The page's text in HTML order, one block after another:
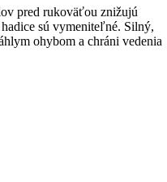
pred rukoväťou znižujú
sú vymeniteľné. Silný,
ohybom a chráni vedenia